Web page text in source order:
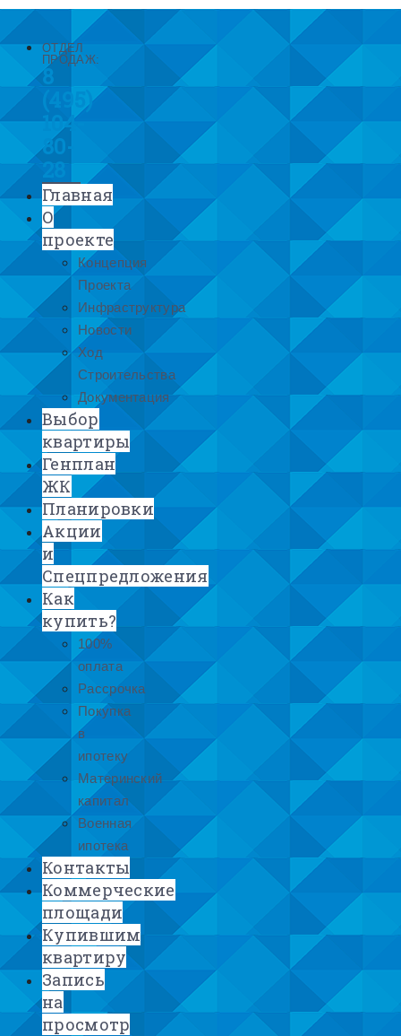
ОТДЕЛ
ПРОДАЖ:
8
(495)
104-
80-
28
Главная
О
проекте
Концепция
Проекта
Инфраструктура
Новости
Ход
Строительства
Документация
Выбор
квартиры
Генплан
ЖК
Планировки
Акции
и
Спецпредложения
Как
купить?
100%
оплата
Рассрочка
Покупка
в
ипотеку
Материнский
капитал
Военная
ипотека
Контакты
Коммерческие
площади
Купившим
квартиру
Запись
на
просмотр